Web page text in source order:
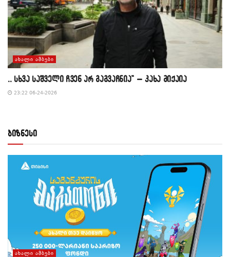
ᲐᲮᲐᲚᲘ ᲐᲛᲑᲔᲑᲘ
,, სხვა საშველი ჩვენ არ გაგვაჩნია” – კახა მიქაია
23:22 06-24-2026
ბიზნესი
ᲐᲮᲐᲚᲘ ᲐᲛᲑᲔᲑᲘ